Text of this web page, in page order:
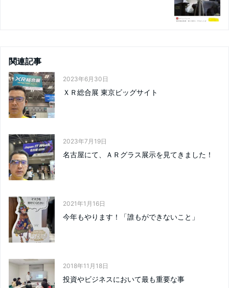
関連記事
2023年6月30日
ＸＲ総合展 東京ビッグサイト
2023年7月19日
名古屋にて、ＡＲグラス展示を見てきました！
2021年1月16日
今年もやります！「誰もができないこと」
2018年11月18日
投資やビジネスにおいて最も重要な事